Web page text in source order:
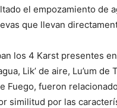
el empozamiento de
que llevan
los 4 Karst presentes
Lik’ de aire, Lu’um de
Fuego, fueron
similitud por las